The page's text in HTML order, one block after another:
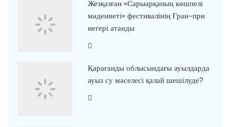
Жезқазған «Сарыарқаның көшпелі
мәдениеті» фестивалінің Гран-при
иегері атанды
Қарағанды облысындағы ауылдарда
ауыз су мәселесі қалай шешілуде?